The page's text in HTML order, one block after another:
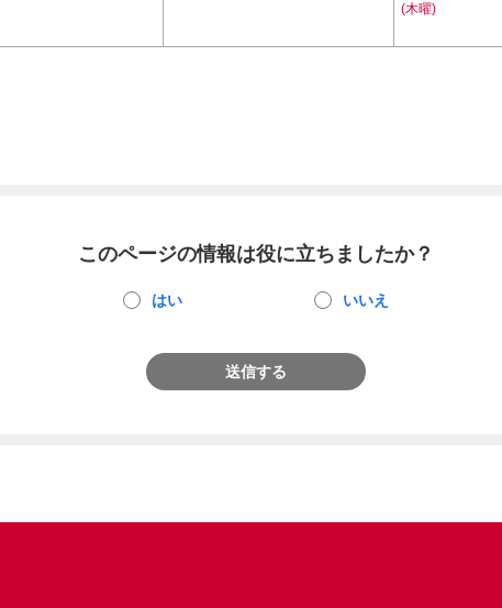
(木曜)
このページの情報は役に立ちましたか？
はい いいえ
送信する